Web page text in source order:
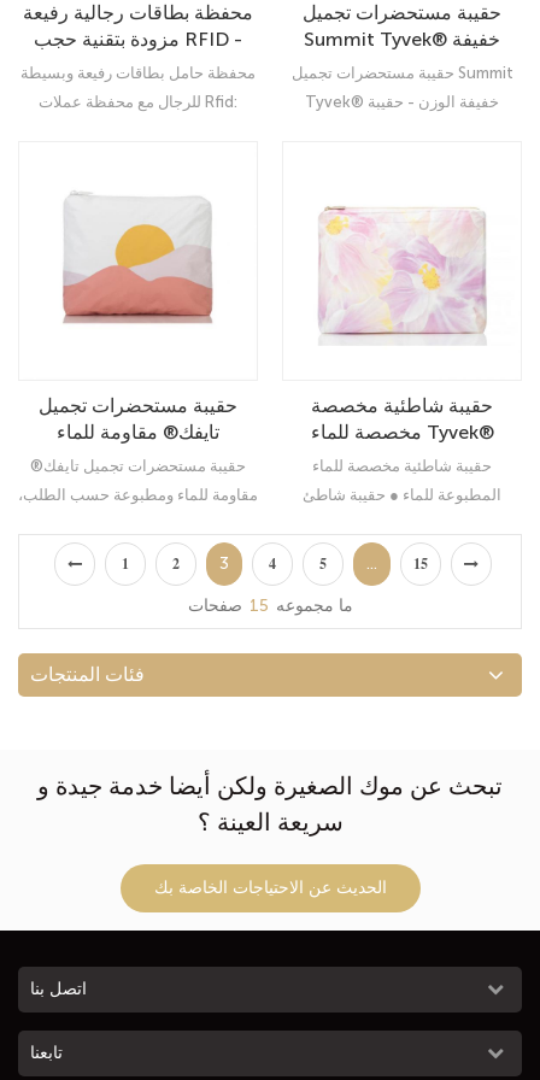
محفظة بطاقات رجالية رفيعة
مزودة بتقنية حجب RFID -
محفظة بطاقات ائتمان بسيطة
مع نافذة لبطاقة الهوية
محفظة حامل بطاقات رفيعة وبسيطة
للرجال مع محفظة عملات Rfid:
حقيبة مستحضرات تجميل
Summit Tyvek® خفيفة
الوزن - حقيبة شاطئ مقاومة
للماء والرذاذ، مناسبة للشاطئ
حقيبة مستحضرات تجميل Summit
Tyvek® خفيفة الوزن - حقيبة
حقيبة مستحضرات تجميل
تايفك® مقاومة للماء
ومطبوعة حسب الطلب،
مناسبة للرحلات والرحلات
وخفيفة الوزن
حقيبة مستحضرات تجميل تايفك®
مقاومة للماء ومطبوعة حسب الطلب،
حقيبة شاطئ صغيرة وخفيفة الوزن
حقيبة شاطئية مخصصة
مخصصة للماء Tyvek®
Wet/Dry Cosmetic Pouch
- حقيبة شاطئية خفيفة الوزن
حقيبة شاطئية مخصصة للماء
المطبوعة للماء ● حقيبة شاطئ
1 2 3 4 5 ... 15
ما مجموعه 15 صفحات
فئات المنتجات
تبحث عن موك الصغيرة ولكن أيضا خدمة جيدة و
سريعة العينة ؟
الحديث عن الاحتياجات الخاصة بك
اتصل بنا
تابعنا